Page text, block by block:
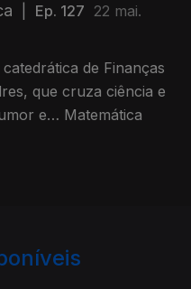
Ep. 127 22 mai.
de Finanças
que cruza ciência e
e… Matemática